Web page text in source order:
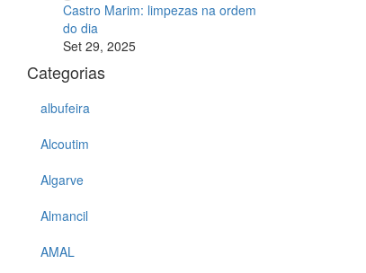
Castro Marim: limpezas na ordem
do dia
Set 29, 2025
Categorias
albufeira
Alcoutim
Algarve
Almancil
AMAL